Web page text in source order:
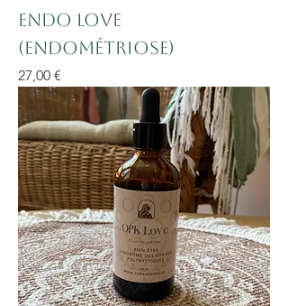
Endo Love
(endométriose)
Prix
27,00 €